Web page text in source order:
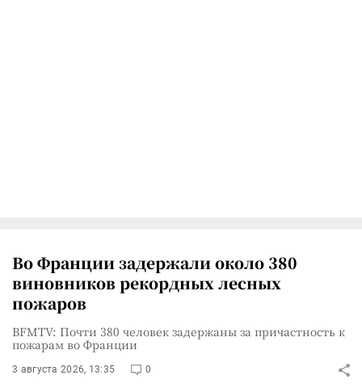
Во Франции задержали около 380
виновников рекордных лесных
пожаров
BFMTV: Почти 380 человек задержаны за причастность к
пожарам во Франции
3 августа 2026, 13:35 0